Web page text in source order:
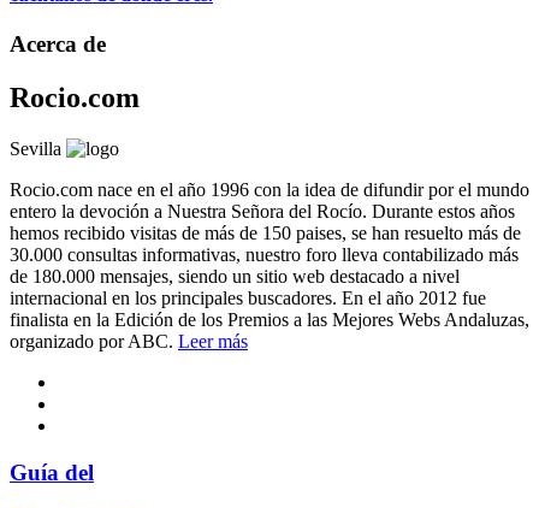
Acerca de
Rocio.com
Sevilla
Rocio.com nace en el año 1996 con la idea de difundir por el mundo
entero la devoción a Nuestra Señora del Rocío. Durante estos años
hemos recibido visitas de más de 150 paises, se han resuelto más de
30.000 consultas informativas, nuestro foro lleva contabilizado más
de 180.000 mensajes, siendo un sitio web destacado a nivel
internacional en los principales buscadores. En el año 2012 fue
finalista en la Edición de los Premios a las Mejores Webs Andaluzas,
organizado por ABC. Leer más
Guía del